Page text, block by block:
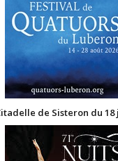
de Sisteron du